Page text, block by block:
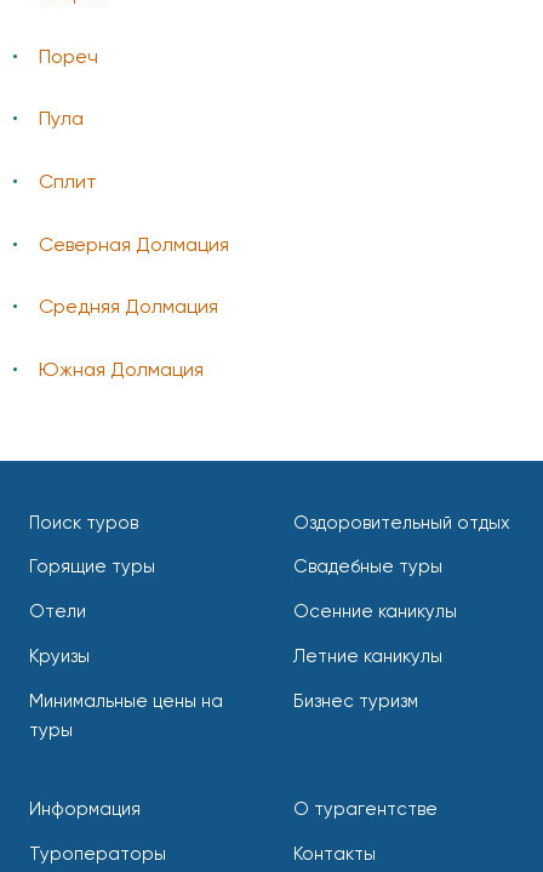
Пореч
Пула
Сплит
Северная Долмация
Средняя Долмация
Южная Долмация
Поиск туров
Горящие туры
Отели
Круизы
Минимальные цены на
туры
Оздоровительный отдых
Свадебные туры
Осенние каникулы
Летние каникулы
Бизнес туризм
Информация
Туроператоры
О турагентстве
Контакты